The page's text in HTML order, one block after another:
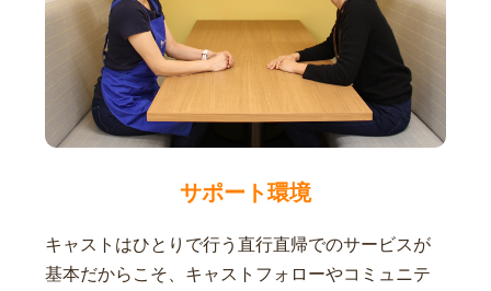
サポート環境
キャストはひとりで行う直行直帰でのサービスが
基本だからこそ、キャストフォローやコミュニテ